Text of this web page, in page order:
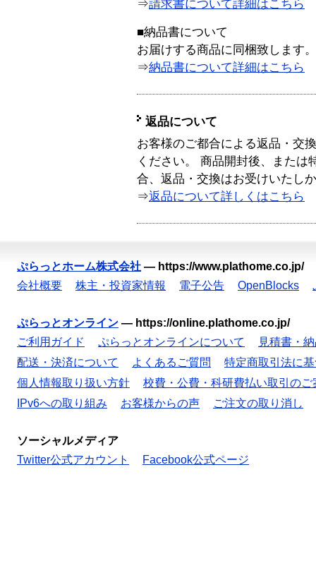
⇒請求書について詳細はこちら
■納品書について
お届けする商品に同梱致します。
⇒納品書について詳細はこちら
返品について
お客様のご都合による返品・交
ください。 商品開封後、または
合、返品・交換はお受けいたし
⇒返品について詳しくはこちら
ぷらっとホーム株式会社 — https://www.plathome.co.jp/
会社概要
株主・投資家情報 電子公告 OpenBlocks
ぷらっとオンライン — https://online.plathome.co.jp/
ご利用ガイド
ぷらっとオンラインについて
見積書・
配送・決済について
よくあるご質問
特定商取引法に
個人情報取り扱い方針
校費・公費・科研費払い取引のご
IPv6への取り組み
お客様からの声 ご注文の取り消し
ソーシャルメディア
Twitter公式アカウント
Facebook公式ページ